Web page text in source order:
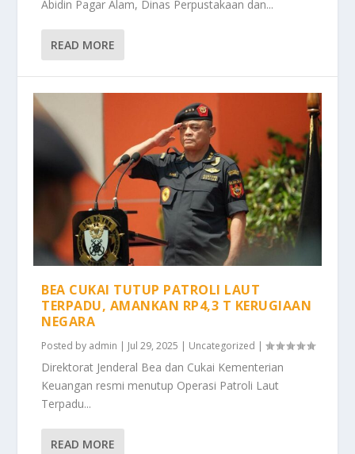
Abidin Pagar Alam, Dinas Perpustakaan dan...
READ MORE
BEA CUKAI TUTUP PATROLI LAUT
TERPADU, AMANKAN RP4,3 T KERUGIAAN
NEGARA
Posted by admin | Jul 29, 2025 | Uncategorized |
Direktorat Jenderal Bea dan Cukai Kementerian
Keuangan resmi menutup Operasi Patroli Laut
Terpadu...
READ MORE